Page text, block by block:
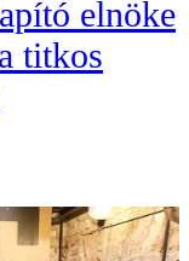
elnöke
titkos